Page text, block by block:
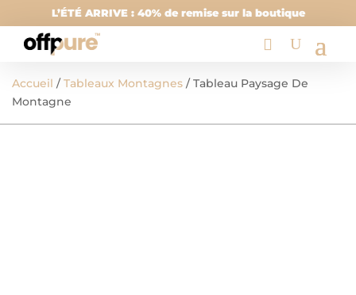
L’ÉTÉ ARRIVE : 40% de remise sur la boutique
Accueil /Tableaux Montagnes / Tableau Paysage De
Montagne